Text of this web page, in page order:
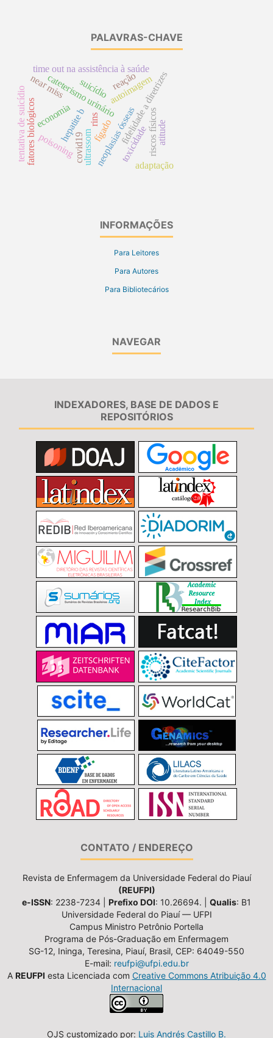
PALAVRAS-CHAVE
hepatite b neoplasias ósseas
poisoning ultrassom
cateterismo urinário
near miss
time out na assistência à saúde
fidelidade a diretrizes
riscos físicos
autoimagem
fatores biológicoseconomia
suicídio
tentativa de suicídio
reação
toxicidade
fígado
rins
adaptação
atitude
covid19
INFORMAÇÕES
Para Leitores
Para Autores
Para Bibliotecários
NAVEGAR
INDEXADORES, BASE DE DADOS E
REPOSITÓRIOS
CONTATO / ENDEREÇO
Revista de Enfermagem da Universidade Federal do Piauí
(REUFPI)
e-ISSN: 2238-7234 | Prefixo DOI: 10.26694. | Qualis: B1
Universidade Federal do Piauí — UFPI
Campus Ministro Petrônio Portella
Programa de Pós-Graduação em Enfermagem
SG-12, Ininga, Teresina, Piauí, Brasil, CEP: 64049-550
E-mail: reufpi@ufpi.edu.br
A REUFPI esta Licenciada com Creative Commons Atribuição 4.0
Internacional
OJS customizado por: Luis Andrés Castillo B.